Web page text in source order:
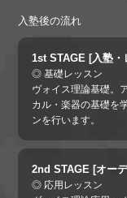
入塾後の流れ
1st STAGE [入塾・
◎ 基礎レッスン
ヴォイス理論基礎。
カル・楽器の基礎を
ンを行います。
2nd STAGE [オー
◎ 応用レッスン